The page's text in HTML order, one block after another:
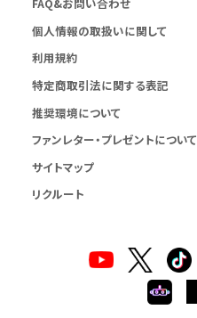
個人情報の取扱いに関して
利用規約
特定商取引法に関する表記
推奨環境について
ファンレター・プレゼントについて
サイトマップ
リクルート